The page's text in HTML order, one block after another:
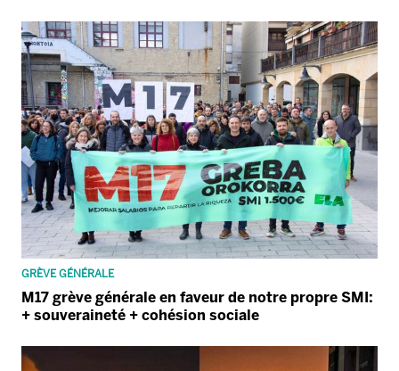
GRÈVE GÉNÉRALE
M17 grève générale en faveur de notre propre SMI:
+ souveraineté + cohésion sociale